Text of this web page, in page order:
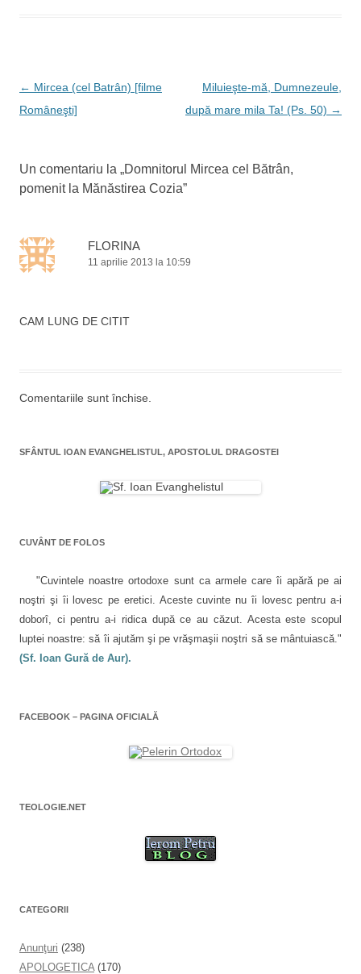
N
a
g
e
î
c
l
← Mircea (cel Batrân) [filme
Româneşti]
Miluieşte-mă, Dumnezeule,
după mare mila Ta! (Ps. 50) →
Un comentariu la „Domnitorul Mircea cel Bătrân,
pomenit la Mănăstirea Cozia”
FLORINA
11 aprilie 2013 la 10:59
CAM LUNG DE CITIT
Comentariile sunt închise.
SFÂNTUL IOAN EVANGHELISTUL, APOSTOLUL DRAGOSTEI
CUVÂNT DE FOLOS
"Cuvintele noastre ortodoxe sunt ca armele care îi apără pe ai
noştri şi îi lovesc pe eretici. Aceste cuvinte nu îi lovesc pentru a-i
doborî, ci pentru a-i ridica după ce au căzut. Acesta este scopul
luptei noastre: să îi ajutăm şi pe vrăşmaşii noştri să se mântuiască."
(Sf. Ioan Gură de Aur).
FACEBOOK – PAGINA OFICIALĂ
TEOLOGIE.NET
CATEGORII
Anunţuri (238)
APOLOGETICA(170)